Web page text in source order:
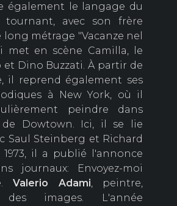
également le langage du
tournant, avec son frère
long métrage "Vacanze nel
met en scène Camilla, le
Dino Buzzati. À partir de
il reprend également ses
à New York, où il
peindre dans
Dowtown. Ici, il se lie
Saul Steinberg et Richard
1973, il a publié l'annonce
journaux: Envoyez-moi
Valerio Adami, peintre,
des images. L'année